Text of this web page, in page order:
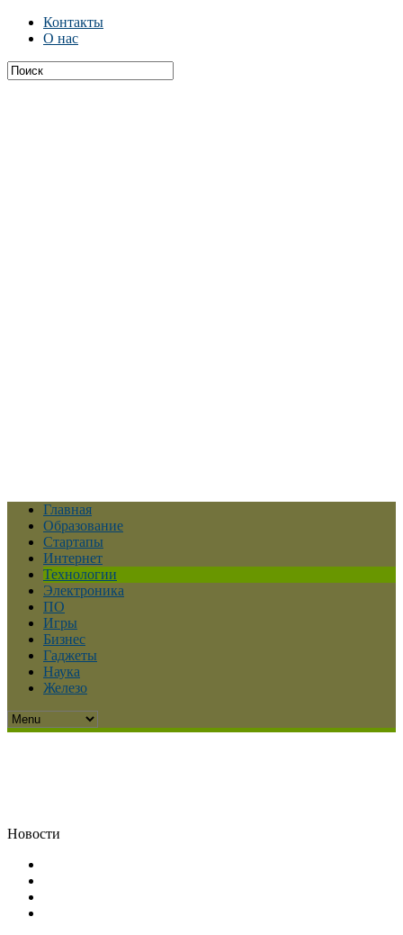
Контакты
О нас
Главная
Образование
Стартапы
Интернет
Технологии
Электроника
ПО
Игры
Бизнес
Гаджеты
Наука
Железо
Новости